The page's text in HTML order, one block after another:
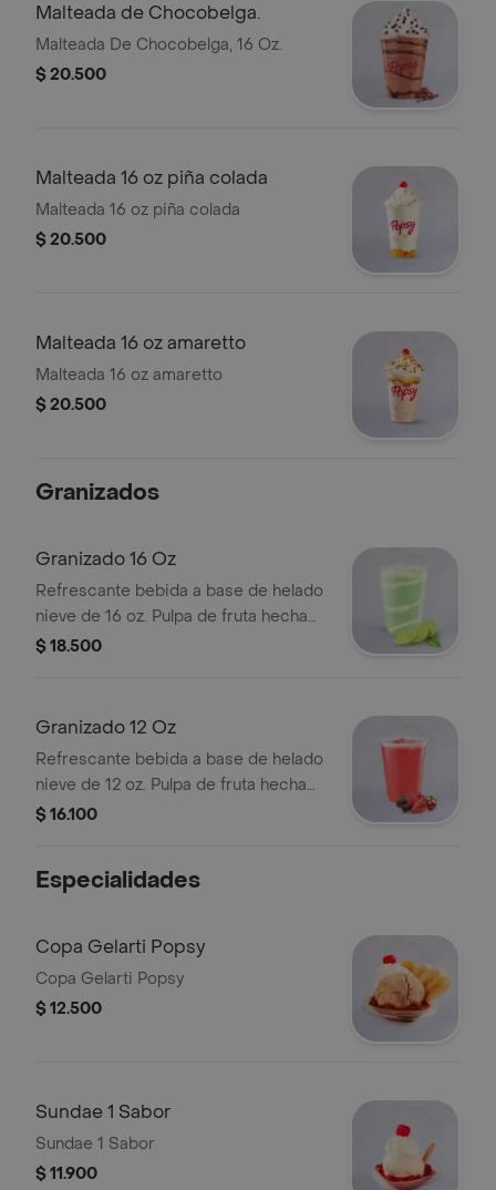
Malteada de Chocobelga.
Malteada De Chocobelga, 16 Oz.
$ 20.500
Malteada 16 oz piña colada
Malteada 16 oz piña colada
$ 20.500
Malteada 16 oz amaretto
Malteada 16 oz amaretto
$ 20.500
Granizados
Granizado 16 Oz
Refrescante bebida a base de helado
nieve de 16 oz. Pulpa de fruta hecha
helado.
$ 18.500
Granizado 12 Oz
Refrescante bebida a base de helado
nieve de 12 oz. Pulpa de fruta hecha
helado.
$ 16.100
Especialidades
Copa Gelarti Popsy
Copa Gelarti Popsy
$ 12.500
Sundae 1 Sabor
Sundae 1 Sabor
$ 11.900